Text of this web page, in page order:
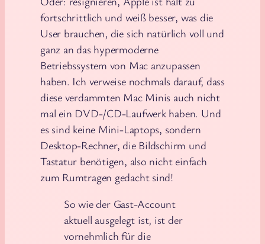
fortschrittlich und weiß besser, was die
User brauchen, die sich natürlich voll und
ganz an das hypermoderne
Betriebssystem von Mac anzupassen
haben. Ich verweise nochmals darauf, dass
diese verdammten Mac Minis auch nicht
mal ein DVD-/CD-Laufwerk haben. Und
es sind keine Mini-Laptops, sondern
Desktop-Rechner, die Bildschirm und
Tastatur benötigen, also nicht einfach
zum Rumtragen gedacht sind!
So wie der Gast-Account
aktuell ausgelegt ist, ist der
vornehmlich für die